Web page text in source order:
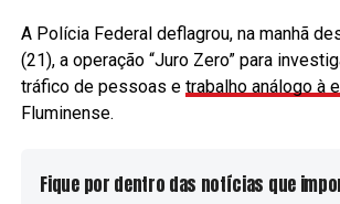
A Polícia Federal deflagrou, na manhã
(21), a operação “Juro Zero” para
tráfico de pessoas e trabalho análogo à
Fluminense.
Fique por dentro das notícias que